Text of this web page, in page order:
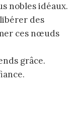
nobles idéaux.
des
ces nœuds
grâce.